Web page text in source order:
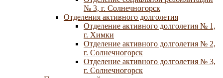
№ 3, г. Солнечногорск
Отделения активного долголетия
Отделение активного долголетия № 1,
г. Химки
Отделение активного долголетия № 2,
г. Солнечногорск
Отделение активного долголетия № 3,
г. Солнечногорск